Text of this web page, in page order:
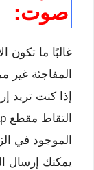
صوت:
غالبًا ما تكون
الموجود في
يمكنك إرسال